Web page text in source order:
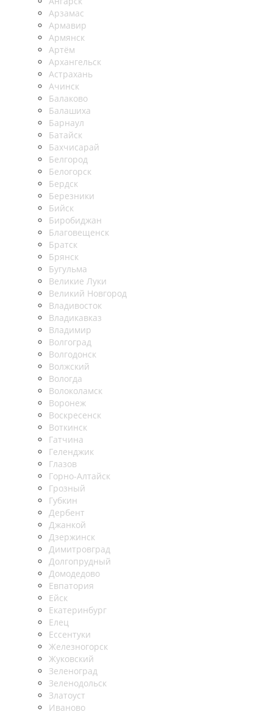
Арзамас
Армавир
Армянск
Артём
Архангельск
Астрахань
Ачинск
Балаково
Балашиха
Барнаул
Батайск
Бахчисарай
Белгород
Белогорск
Бердск
Березники
Бийск
Биробиджан
Благовещенск
Братск
Брянск
Бугульма
Великие Луки
Великий Новгород
Владивосток
Владикавказ
Владимир
Волгоград
Волгодонск
Волжский
Вологда
Волоколамск
Воронеж
Воскресенск
Воткинск
Гатчина
Геленджик
Глазов
Горно-Алтайск
Грозный
Губкин
Дербент
Джанкой
Дзержинск
Димитровград
Долгопрудный
Домодедово
Евпатория
Ейск
Екатеринбург
Елец
Ессентуки
Железногорск
Жуковский
Зеленоград
Зеленодольск
Златоуст
Иваново